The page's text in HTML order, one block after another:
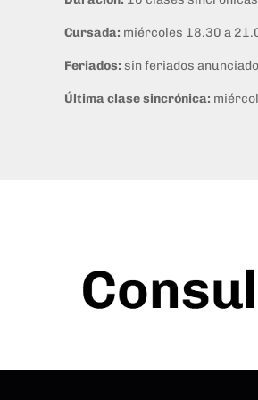
Cursada: miércoles 18.30 a
Feriados: sin feriados
Última clase sincrónica: